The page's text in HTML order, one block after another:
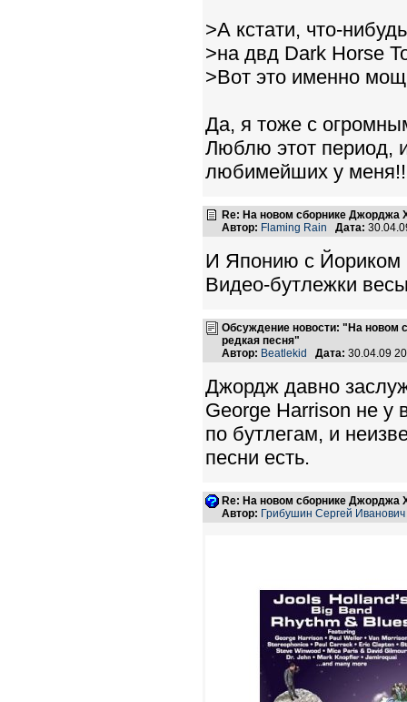
>А кстати, что-
>на двд Dark Horse
>Вот это именно
Да, я тоже с
Люблю этот период,
любимейших у меня!!
Re: На новом сборнике Джорджа
Автор: Flaming Rain Дата:
И Японию с Йориком
Видео-бутлежки
Обсуждение новости: "На новом
редкая песня"
Автор: Beatlekid Дата: 30.04.09
Джордж давно
George Harrison не у
по бутлегам, и
песни есть.
Re: На новом сборнике Джорджа
Автор: Грибушин Сергей Иванович